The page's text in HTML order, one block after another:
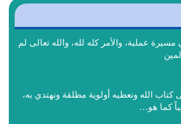
عملية، والأمر كله لله، والله تعالى لم
الله ونعطيه أولوية مطلقة ونهتدي به،
كما هو…